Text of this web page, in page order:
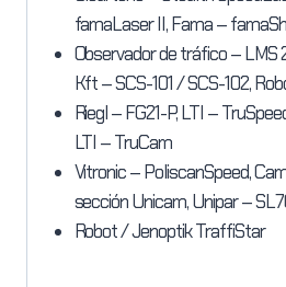
famaLaser II, Fama –
Observador de tráfico –
Kft – SCS-101 / SCS-102,
Riegl – FG21-P, LTI –
LTI – TruCam
Vitronic – PoliscanSpeed,
sección Unicam, Unipar –
Robot / Jenoptik TraffiStar